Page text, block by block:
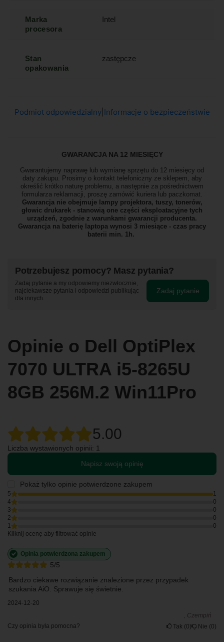
Marka
procesora
Intel
Stan
opakowania
zastępcze
Podmiot odpowiedzialny| Informacje o bezpieczeństwie
GWARANCJA NA 12 MIESIĘCY
Gwarantujemy naprawę lub wymianę sprzętu do 12 miesięcy od
daty zakupu. Prosimy o kontakt telefoniczny ze sklepem, aby
określić krótko naturę problemu, a następnie za pośrednictwem
formularza reklamacji, proszę zamówić kuriera lub paczkomat.
Gwarancja nie obejmuje lampy projektora, tuszy, tonerów,
głowic drukarek - stanowią one części eksploatacyjne tych
urządzeń, zgodnie z warunkami gwarancji producenta.
Gwarancja na baterię laptopa wynosi 3 miesiące - czas pracy
baterii min. 1h.
Potrzebujesz pomocy? Masz pytania?
Zadaj pytanie a my odpowiemy niezwłocznie,
najciekawsze pytania i odpowiedzi publikując
dla innych.
Zadaj pytanie
Opinie o Dell OptiPlex
7070 ULTRA i5-8265U
8GB 256M.2 Win11Pro
5.00
Liczba wystawionych opinii: 1
Napisz swoją opinię
Pokaż tylko opinie potwierdzone zakupem
5
1
4
0
3
0
2
0
1
0
Kliknij ocenę aby filtrować opinie
5/5
Opinia potwierdzona zakupem
Bardzo ciekawe rozwiązanie znalezione przez przypadek
szukania AiO. Sprawuje się świetnie.
2024-12-20
, Czempiń
Czy opinia była pomocna?
Tak 0 Nie 0